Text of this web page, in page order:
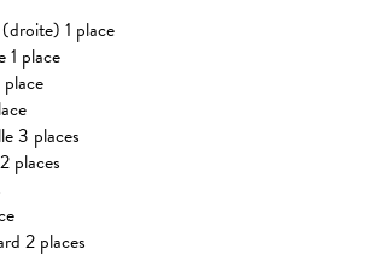
1 place
1 place
3 places
places
2 places